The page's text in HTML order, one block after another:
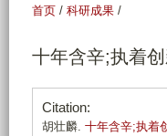
首页 / 科研成果 /
十年含辛;执着
Citation:
胡壮麟. 十年含辛;执着